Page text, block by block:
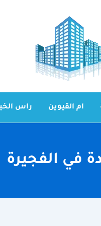
ام القيوين راس
في الفجيرة